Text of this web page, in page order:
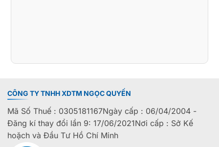
CÔNG TY TNHH XDTM NGỌC QUYẾN
Mã Số Thuế : 0305181167Ngày cấp : 06/04/2004 -
Đăng kí thay đổi lần 9: 17/06/2021Nơi cấp : Sở Kế
hoặch và Đầu Tư Hồ Chí Minh